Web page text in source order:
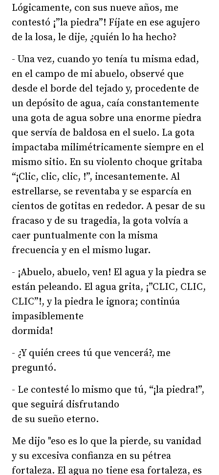
Lógicamente, con sus nueve años, me
contestó ¡”la piedra”! Fíjate en ese agujero
de la losa, le dije, ¿quién lo ha hecho?
- Una vez, cuando yo tenía tu misma edad,
en el campo de mi abuelo, observé que
desde el borde del tejado y, procedente de
un depósito de agua, caía constantemente
una gota de agua sobre una enorme piedra
que servía de baldosa en el suelo. La gota
impactaba milimétricamente siempre en el
mismo sitio. En su violento choque gritaba
“¡Clic, clic, clic, !”, incesantemente. Al
estrellarse, se reventaba y se esparcía en
cientos de gotitas en rededor. A pesar de su
fracaso y de su tragedia, la gota volvía a
caer puntualmente con la misma
frecuencia y en el mismo lugar.
- ¡Abuelo, abuelo, ven! El agua y la piedra se
están peleando. El agua grita, ¡”CLIC, CLIC,
CLIC”!, y la piedra le ignora; continúa
impasiblemente
dormida!
- ¿Y quién crees tú que vencerá?, me
preguntó.
- Le contesté lo mismo que tú, “¡la piedra!”,
que seguirá disfrutando
de su sueño eterno.
Me dijo "eso es lo que la pierde, su vanidad
y su excesiva confianza en su pétrea
fortaleza. El agua no tiene esa fortaleza, es